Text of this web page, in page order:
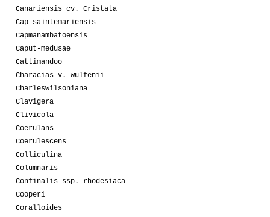
Canariensis cv. Cristata
Cap-saintemariensis
Capmanambatoensis
Caput-medusae
Cattimandoo
Characias v. wulfenii
Charleswilsoniana
Clavigera
Clivicola
Coerulans
Coerulescens
Colliculina
Columnaris
Confinalis ssp. rhodesiaca
Cooperi
Coralloides